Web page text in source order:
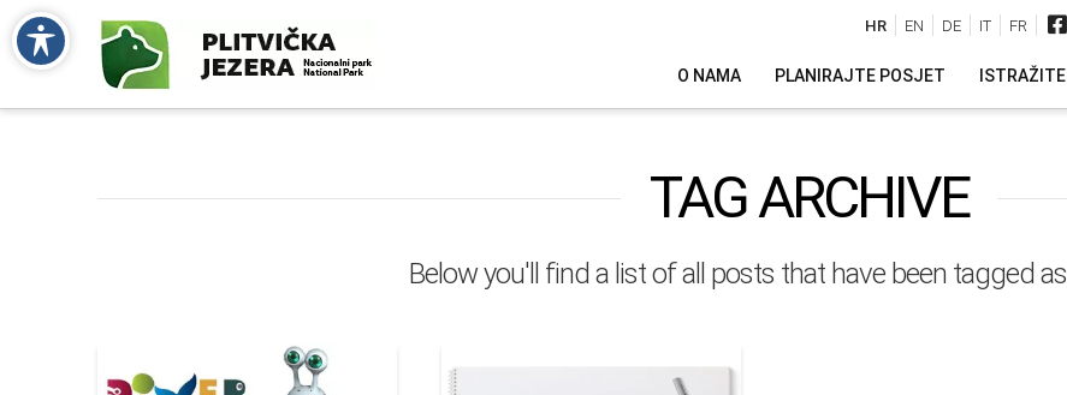
HR EN DE IT FR
O NAMA PLANIRAJTE POSJET ISTRAŽITE
TAG ARCHIVE
Below you'll find a list of all posts that have been tagged as